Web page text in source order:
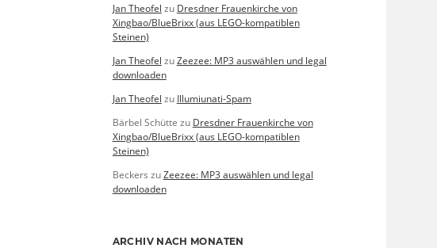
Jan Theofel zu Dresdner Frauenkirche von
Xingbao/BlueBrixx (aus LEGO-kompatiblen
Steinen)
Jan Theofel zuZeezee: MP3 auswählen und legal
downloaden
Jan Theofel zu Illumiunati-Spam
Bärbel Schütte zu Dresdner Frauenkirche von
Xingbao/BlueBrixx (aus LEGO-kompatiblen
Steinen)
Beckers zuZeezee: MP3 auswählen und legal
downloaden
ARCHIV NACH MONATEN